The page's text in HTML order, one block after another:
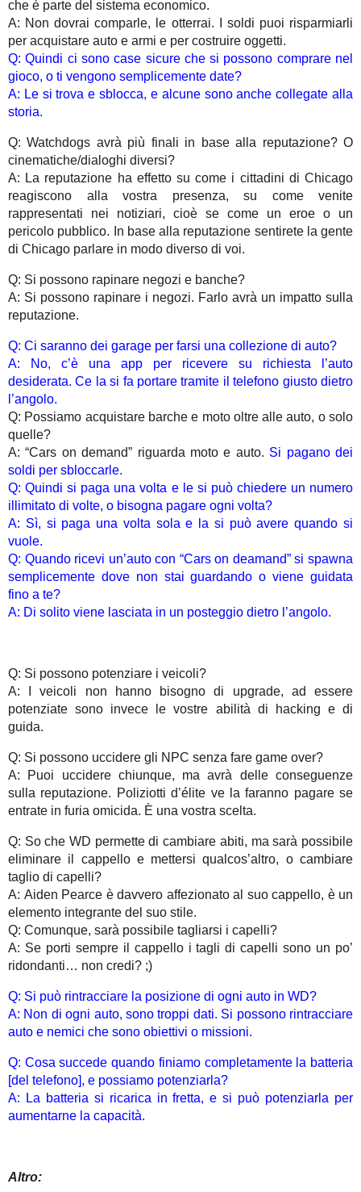
che è parte del sistema economico.
A: Non dovrai comparle, le otterrai. I soldi puoi risparmiarli
per acquistare auto e armi e per costruire oggetti.
Q: Quindi ci sono case sicure che si possono comprare nel
gioco, o ti vengono semplicemente date?
A: Le si trova e sblocca, e alcune sono anche collegate alla
storia.
Q: Watchdogs avrà più finali in base alla reputazione? O
cinematiche/dialoghi diversi?
A: La reputazione ha effetto su come i cittadini di Chicago
reagiscono alla vostra presenza, su come venite
rappresentati nei notiziari, cioè se come un eroe o un
pericolo pubblico. In base alla reputazione sentirete la gente
di Chicago parlare in modo diverso di voi.
Q: Si possono rapinare negozi e banche?
A: Si possono rapinare i negozi. Farlo avrà un impatto sulla
reputazione.
Q: Ci saranno dei garage per farsi una collezione di auto?
A: No, c’è una app per ricevere su richiesta l’auto
desiderata. Ce la si fa portare tramite il telefono giusto dietro
l’angolo.
Q: Possiamo acquistare barche e moto oltre alle auto, o solo
quelle?
A: “Cars on demand” riguarda moto e auto. Si pagano dei
soldi per sbloccarle.
Q: Quindi si paga una volta e le si può chiedere un numero
illimitato di volte, o bisogna pagare ogni volta?
A: Sì, si paga una volta sola e la si può avere quando si
vuole.
Q: Quando ricevi un’auto con “Cars on deamand” si spawna
semplicemente dove non stai guardando o viene guidata
fino a te?
A: Di solito viene lasciata in un posteggio dietro l’angolo.
Q: Si possono potenziare i veicoli?
A: I veicoli non hanno bisogno di upgrade, ad essere
potenziate sono invece le vostre abilità di hacking e di
guida.
Q: Si possono uccidere gli NPC senza fare game over?
A: Puoi uccidere chiunque, ma avrà delle conseguenze
sulla reputazione. Poliziotti d’élite ve la faranno pagare se
entrate in furia omicida. È una vostra scelta.
Q: So che WD permette di cambiare abiti, ma sarà possibile
eliminare il cappello e mettersi qualcos’altro, o cambiare
taglio di capelli?
A: Aiden Pearce è davvero affezionato al suo cappello, è un
elemento integrante del suo stile.
Q: Comunque, sarà possibile tagliarsi i capelli?
A: Se porti sempre il cappello i tagli di capelli sono un po’
ridondanti… non credi? ;)
Q: Si può rintracciare la posizione di ogni auto in WD?
A: Non di ogni auto, sono troppi dati. Si possono rintracciare
auto e nemici che sono obiettivi o missioni.
Q: Cosa succede quando finiamo completamente la batteria
[del telefono], e possiamo potenziarla?
A: La batteria si ricarica in fretta, e si può potenziarla per
aumentarne la capacità.
Altro: